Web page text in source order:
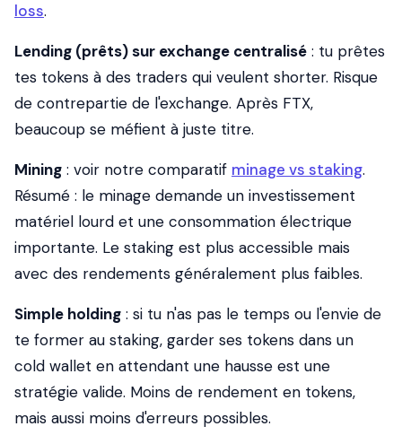
loss.
Lending (prêts) sur exchange centralisé : tu prêtes
tes tokens à des traders qui veulent shorter. Risque
de contrepartie de l'exchange. Après FTX,
beaucoup se méfient à juste titre.
Mining : voir notre comparatif minage vs staking.
Résumé : le minage demande un investissement
matériel lourd et une consommation électrique
importante. Le staking est plus accessible mais
avec des rendements généralement plus faibles.
Simple holding : si tu n'as pas le temps ou l'envie de
te former au staking, garder ses tokens dans un
cold wallet en attendant une hausse est une
stratégie valide. Moins de rendement en tokens,
mais aussi moins d'erreurs possibles.